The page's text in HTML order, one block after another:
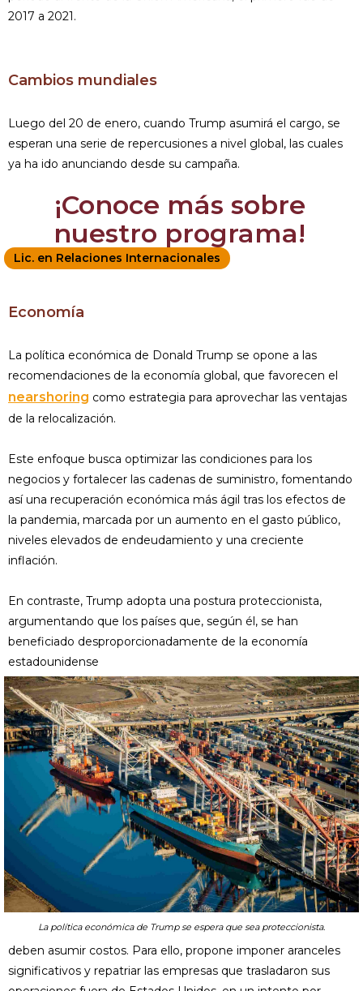
2017 a 2021.
Cambios mundiales
Luego del 20 de enero, cuando Trump asumirá el cargo, se
esperan una serie de repercusiones a nivel global, las cuales
ya ha ido anunciando desde su campaña.
¡Conoce más sobre
nuestro programa!
Lic. en Relaciones Internacionales
Economía
La política económica de Donald Trump se opone a las
recomendaciones de la economía global, que favorecen el
nearshoring como estrategia para aprovechar las ventajas
de la relocalización.
Este enfoque busca optimizar las condiciones para los
negocios y fortalecer las cadenas de suministro, fomentando
así una recuperación económica más ágil tras los efectos de
la pandemia, marcada por un aumento en el gasto público,
niveles elevados de endeudamiento y una creciente
inflación.
En contraste, Trump adopta una postura proteccionista,
argumentando que los países que, según él, se han
beneficiado desproporcionadamente de la economía
estadounidense
La política económica de Trump se espera que sea proteccionista.
deben asumir costos. Para ello, propone imponer aranceles
significativos y repatriar las empresas que trasladaron sus